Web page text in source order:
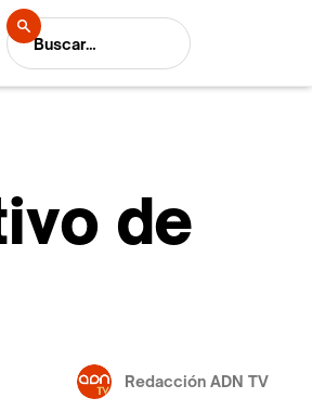
de
Redacción ADN TV